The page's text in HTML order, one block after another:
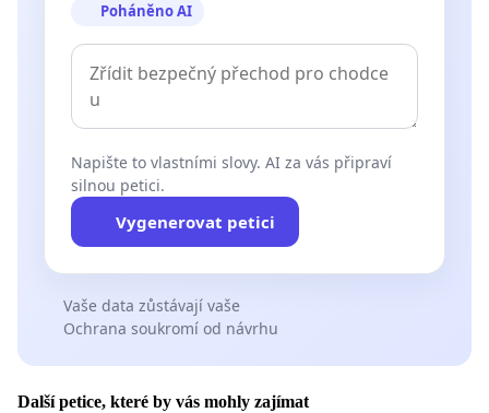
Poháněno AI
Napište to vlastními slovy. AI za vás připraví
silnou petici.
Vygenerovat petici
Vaše data zůstávají vaše
Ochrana soukromí od návrhu
Další petice, které by vás mohly zajímat